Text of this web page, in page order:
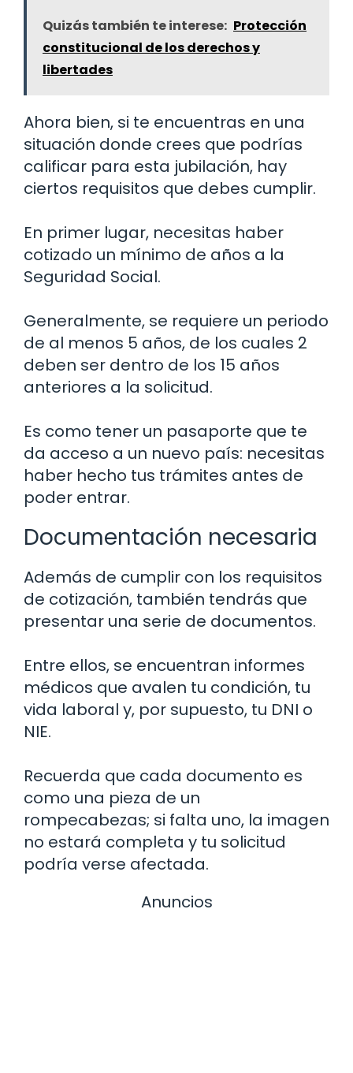
Quizás también te interese: Protección
constitucional de los derechos y
libertades
Ahora bien, si te encuentras en una
situación donde crees que podrías
calificar para esta jubilación, hay
ciertos requisitos que debes cumplir.
En primer lugar, necesitas haber
cotizado un mínimo de años a la
Seguridad Social.
Generalmente, se requiere un periodo
de al menos 5 años, de los cuales 2
deben ser dentro de los 15 años
anteriores a la solicitud.
Es como tener un pasaporte que te
da acceso a un nuevo país: necesitas
haber hecho tus trámites antes de
poder entrar.
Documentación necesaria
Además de cumplir con los requisitos
de cotización, también tendrás que
presentar una serie de documentos.
Entre ellos, se encuentran informes
médicos que avalen tu condición, tu
vida laboral y, por supuesto, tu DNI o
NIE.
Recuerda que cada documento es
como una pieza de un
rompecabezas; si falta uno, la imagen
no estará completa y tu solicitud
podría verse afectada.
Anuncios